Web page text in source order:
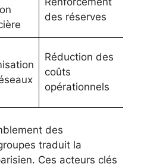
des réserves
Réduction des
coûts
opérationnels
des
traduit la
Ces acteurs clés